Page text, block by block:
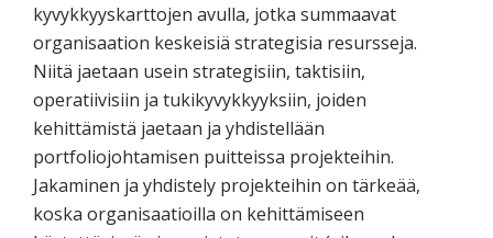
kyvykkyyskarttojen avulla, jotka summaavat
organisaation keskeisiä strategisia resursseja.
Niitä jaetaan usein strategisiin, taktisiin,
operatiivisiin ja tukikyvykkyyksiin, joiden
kehittämistä jaetaan ja yhdistellään
portfoliojohtamisen puitteissa projekteihin.
Jakaminen ja yhdistely projekteihin on tärkeää,
koska organisaatioilla on kehittämiseen